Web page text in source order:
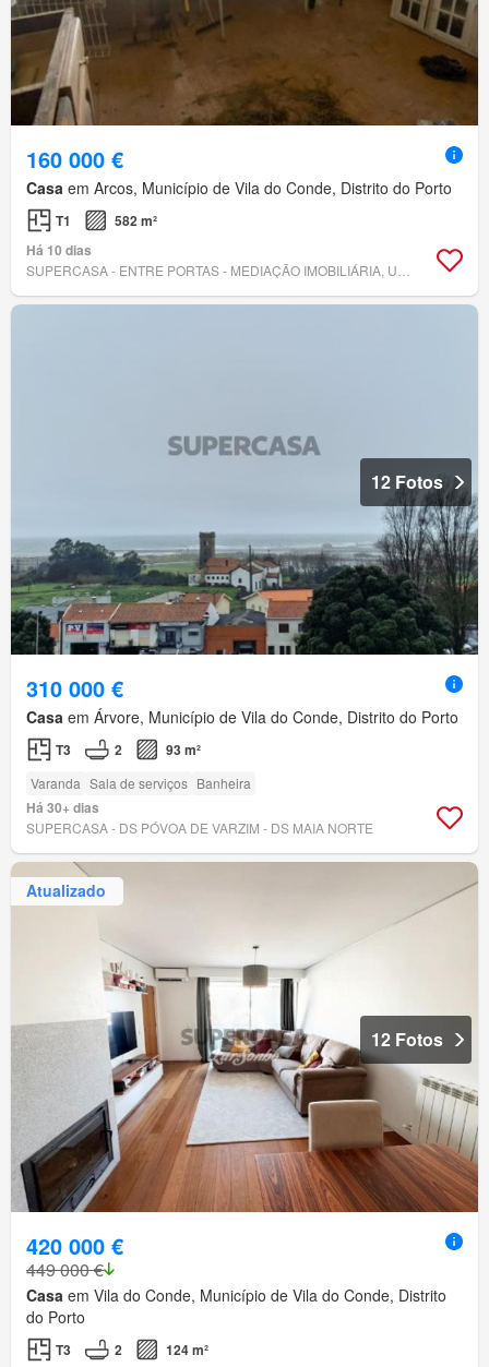
160 000 €
Casa em Arcos, Município de Vila do Conde, Distrito do Porto
T1
582 m²
Há 10 dias
12 Fotos
310 000 €
Casa em Árvore, Município de Vila do Conde, Distrito do Porto
T3 2 93 m²
Varanda Sala de serviços Banheira
Há 30+ dias
SUPERCASA - DS PÓVOA DE VARZIM - DS MAIA NORTE
Atualizado
12 Fotos
420 000 €
449 000 €
Casa em Vila do Conde, Município de Vila do Conde, Distrito
do Porto
T3 2 124 m²